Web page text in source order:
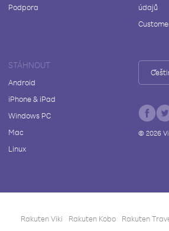
Podpora
údajů
STÁHNOUT
Android
iPhone & iPad
Windows PC
Mac
Linux
© 2026
Rakuten Viki Rakuten Kobo Rakuten